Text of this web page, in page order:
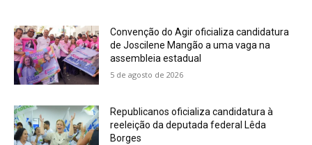
Convenção do Agir oficializa candidatura
de Joscilene Mangão a uma vaga na
assembleia estadual
5 de agosto de 2026
Republicanos oficializa candidatura à
reeleição da deputada federal Lêda
Borges